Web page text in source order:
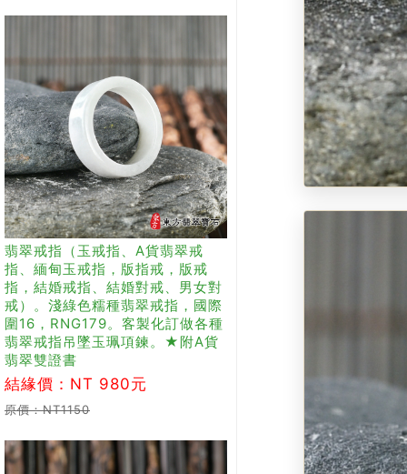
翡翠戒指（玉戒指、A貨翡翠戒
指、緬甸玉戒指，版指戒，版戒
指，結婚戒指、結婚對戒、男女對
戒）。淺綠色糯種翡翠戒指，國際
圍16，RNG179。客製化訂做各種
翡翠戒指吊墜玉珮項鍊。★附A貨
翡翠雙證書
結緣價：NT 980元
原價：NT1150